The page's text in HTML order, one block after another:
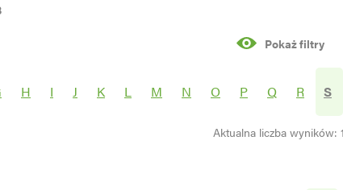
Pokaż filtry
H I J K L M N O P Q R S
Aktualna liczba wyników: